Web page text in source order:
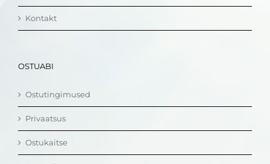
Kontakt
OSTUABI
Ostutingimused
Privaatsus
Ostukaitse